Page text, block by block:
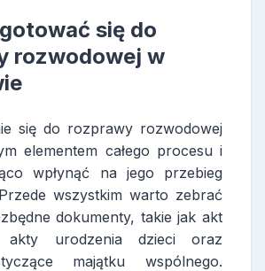
się do
rozwodowej w
się do rozprawy rozwodowej
elementem całego procesu i
wpłynąć na jego przebieg
wszystkim warto zebrać
dokumenty, takie jak akt
akty urodzenia dzieci oraz
majątku wspólnego.